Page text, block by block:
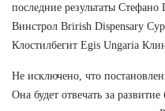
последние результаты
Винстрол Brirish Dispensary
Клостилбегит Egis Ungaria
Не исключено, что
Она будет отвечать за